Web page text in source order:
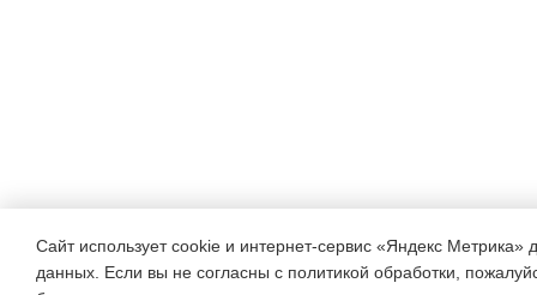
Сайт использует cookie и интернет-сервис «Яндекс Метрика»
данных. Если вы не согласны с политикой обработки,